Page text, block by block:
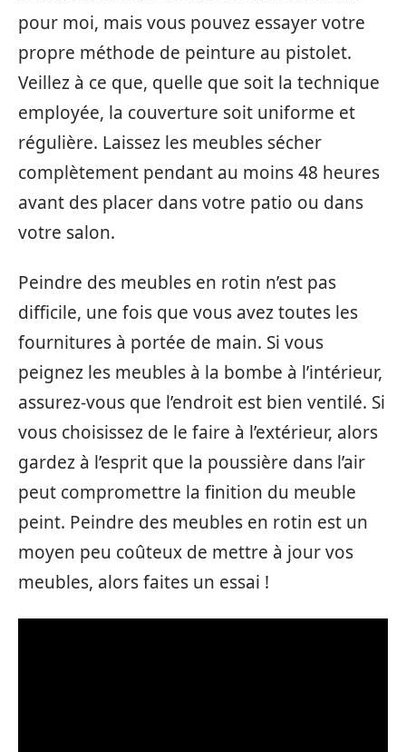
pour moi, mais vous pouvez essayer votre
propre méthode de peinture au pistolet.
Veillez à ce que, quelle que soit la technique
employée, la couverture soit uniforme et
régulière. Laissez les meubles sécher
complètement pendant au moins 48 heures
avant des placer dans votre patio ou dans
votre salon.
Peindre des meubles en rotin n’est pas
difficile, une fois que vous avez toutes les
fournitures à portée de main. Si vous
peignez les meubles à la bombe à l’intérieur,
assurez-vous que l’endroit est bien ventilé. Si
vous choisissez de le faire à l’extérieur, alors
gardez à l’esprit que la poussière dans l’air
peut compromettre la finition du meuble
peint. Peindre des meubles en rotin est un
moyen peu coûteux de mettre à jour vos
meubles, alors faites un essai !